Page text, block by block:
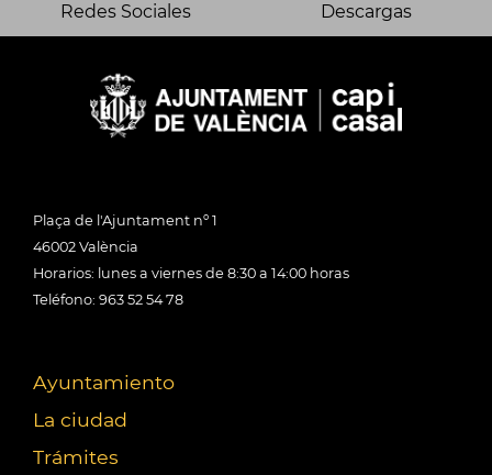
Redes Sociales Descargas
Plaça de l'Ajuntament nº 1
46002 València
Horarios: lunes a viernes de 8:30 a 14:00 horas
Teléfono: 963 52 54 78
Ayuntamiento
La ciudad
Trámites